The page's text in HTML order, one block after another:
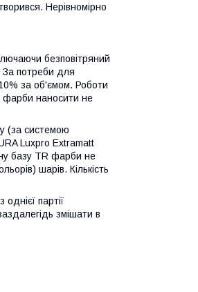
Нерівномірно
безповітряний
За потреби для
за об'ємом. Роботи
фарби наносити не
(за системою
Luxpro Extramatt
базу TR фарби не
шарів. Кількість
партії
змішати в